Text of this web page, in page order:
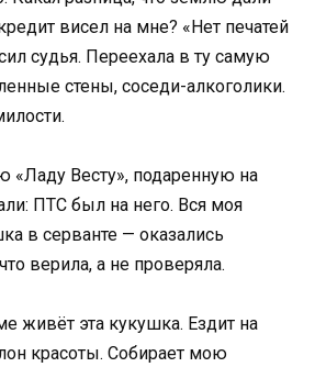
висел на мне? «Нет печатей
судья. Переехала в ту самую
стены, соседи-алкоголики.
Весту», подаренную на
ПТС был на него. Вся моя
в серванте — оказались
верила, а не проверяла.
живёт эта кукушка. Ездит на
красоты. Собирает мою